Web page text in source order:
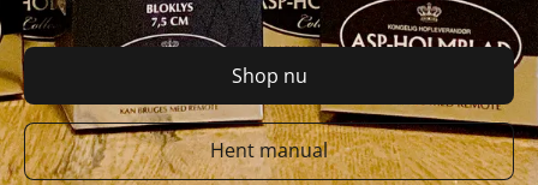
Shop nu
Hent manual